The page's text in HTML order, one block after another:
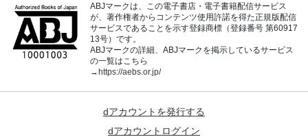
ABJマークは、この電子書店・電子書籍配信サービス
が、著作権者からコンテンツ使用許諾を得た正規版配信
サービスであることを示す登録商標（登録番号 第60917
13号）です。
ABJマークの詳細、ABJマークを掲示しているサービス
の一覧はこちら
→https://aebs.or.jp/
dアカウントを発行する
dアカウントログイン